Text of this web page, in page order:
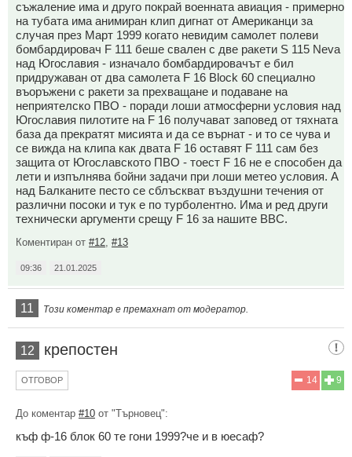
съжаление има и друго покрай военната авиация - примерно
на тубата има анимиран клип дигнат от Американци за
случая през Март 1999 когато невидим самолет полеви
бомбардировач F 111 беше свален с две ракети S 115 Neva
над Югославия - изначало бомбардировачът е бил
придружаван от два самолета F 16 Block 60 специално
въоръжени с ракети за прехващане и подаване на
неприятелско ПВО - поради лоши атмосферни условия над
Югославия пилотите на F 16 получават заповед от тяхната
база да прекратят мисията и да се върнат - и то се чува и
се вижда на клипа как двата F 16 оставят F 111 сам без
защита от Югославското ПВО - тоест F 16 не е способен да
лети и изпълнява бойни задачи при лоши метео условия. А
над Балканите песто се сблъскват въздушни течения от
различни посоки и тук е по турболентно. Има и ред други
технически аргументи срещу F 16 за нашите ВВС.
Коментиран от #12 #13
09:36 21.01.2025
11 Този коментар е премахнат от модератор.
12 крепостен
9
14
ОТГОВОР
До коментар #10 от "Търновец":
къф ф-16 блок 60 те гони 1999?че и в юесаф?